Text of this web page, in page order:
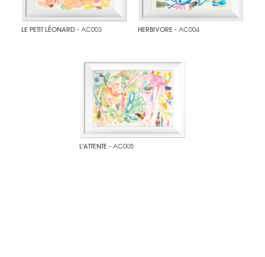
LE PETIT LÉONARD - AC003 HERBIVORE - AC004
L'ATTENTE - AC005